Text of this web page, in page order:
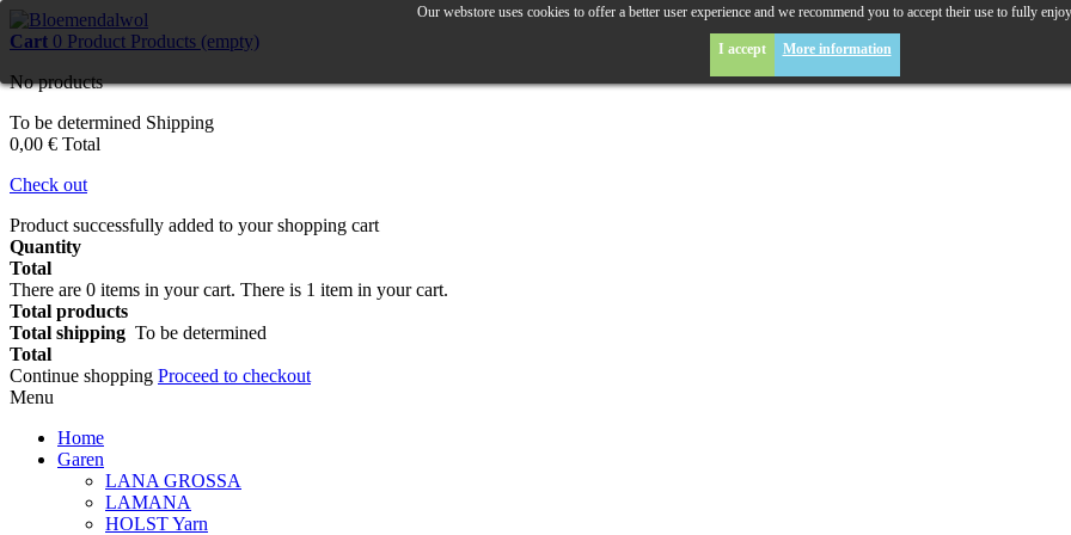
Cart 0 Product Products (empty)
No products
To be determined Shipping
0,00 € Total
Check out
Product successfully added to your shopping cart
Quantity
Total
There are 0 items in your cart. There is 1 item in your cart.
Total products
Total shipping To be determined
Total
Continue shopping Proceed to checkout
Menu
Home
Garen
LANA GROSSA
LAMANA
HOLST Yarn
Our webstore uses cookies to offer a better user experience and we recommend you to accept their use to fully
I accept More information